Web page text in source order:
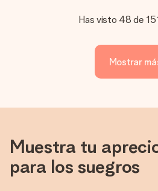
Has visto 48 de
Mostrar
Muestra tu
para los suegros